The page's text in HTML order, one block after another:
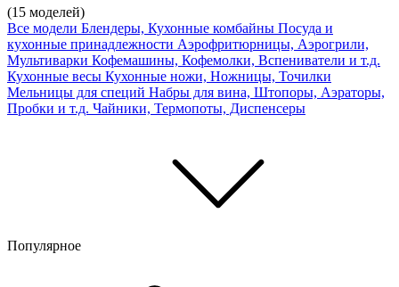
(15 моделей)
Все модели Блендеры, Кухонные комбайны Посуда и
кухонные принадлежности Аэрофритюрницы, Аэрогрили,
Мультиварки Кофемашины, Кофемолки, Вспениватели и т.д.
Кухонные весы Кухонные ножи, Ножницы, Точилки
Мельницы для специй Набры для вина, Штопоры, Аэраторы,
Пробки и т.д. Чайники, Термопоты, Диспенсеры
Популярное